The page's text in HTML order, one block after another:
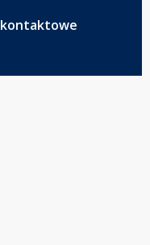
kontaktowe